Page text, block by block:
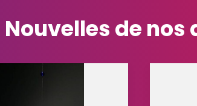
Nouvelles de nos